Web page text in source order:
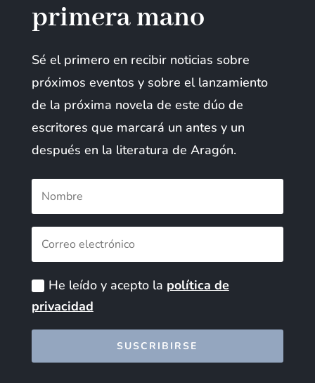
primera mano
Sé el primero en recibir noticias sobre
próximos eventos y sobre el lanzamiento
de la próxima novela de este dúo de
escritores que marcará un antes y un
después en la literatura de Aragón.
He leído y acepto la política de
privacidad
SUSCRIBIRSE